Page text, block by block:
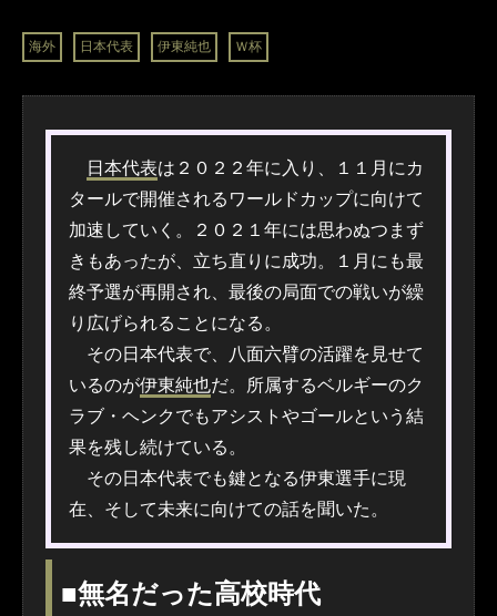
海外 日本代表 伊東純也 Ｗ杯
日本代表は２０２２年に入り、１１月にカ
タールで開催されるワールドカップに向けて
加速していく。２０２１年には思わぬつまず
きもあったが、立ち直りに成功。１月にも最
終予選が再開され、最後の局面での戦いが繰
り広げられることになる。
その日本代表で、八面六臂の活躍を見せて
いるのが伊東純也だ。所属するベルギーのク
ラブ・ヘンクでもアシストやゴールという結
果を残し続けている。
その日本代表でも鍵となる伊東選手に現
在、そして未来に向けての話を聞いた。
■無名だった高校時代